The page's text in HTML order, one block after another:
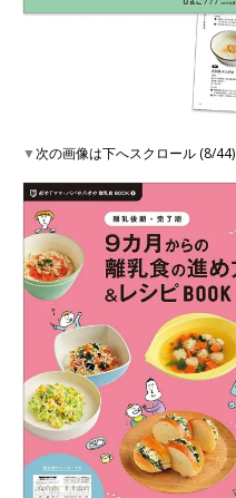
▼次の画像は下へスクロール (8/44)